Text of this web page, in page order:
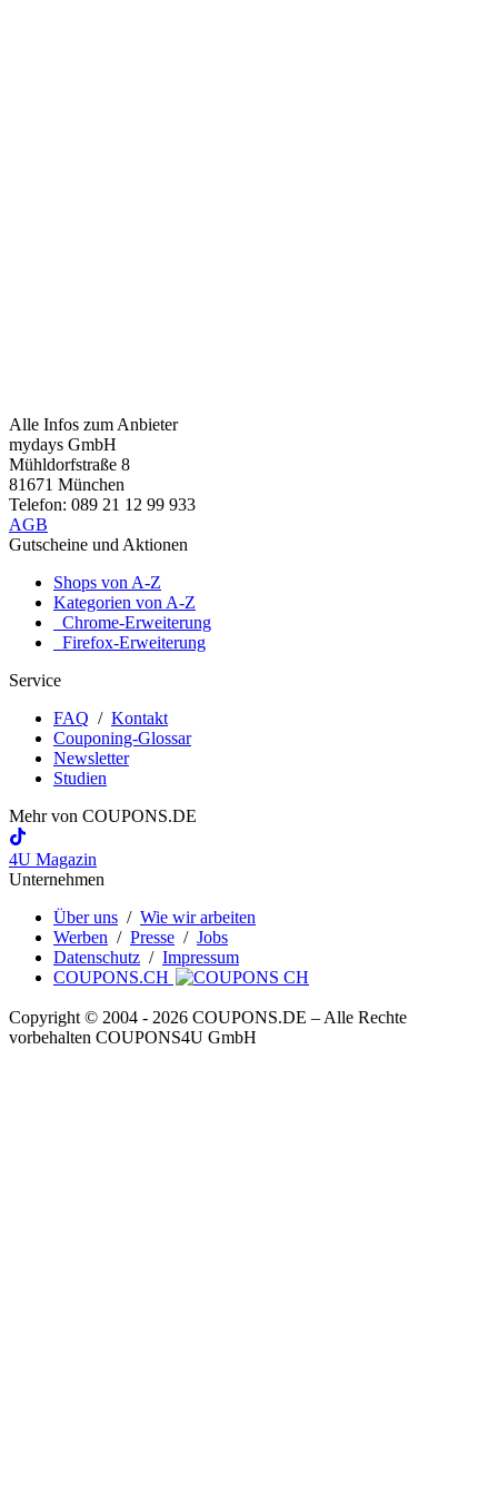
Alle Infos zum Anbieter
mydays GmbH
Mühldorfstraße 8
81671 München
Telefon: 089 21 12 99 933
AGB
Gutscheine und Aktionen
Shops von A-Z
Kategorien von A-Z
Chrome-Erweiterung
Firefox-Erweiterung
Service
FAQ / Kontakt
Couponing-Glossar
Newsletter
Studien
Mehr von COUPONS.DE
4U Magazin
Unternehmen
Über uns / Wie wir arbeiten
Werben / Presse / Jobs
Datenschutz / Impressum
COUPONS.CH
Copyright © 2004 ‐ 2026 COUPONS.DE – Alle Rechte
vorbehalten COUPONS4U GmbH